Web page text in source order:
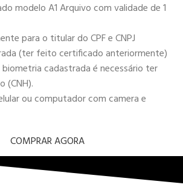
modelo A1 Arquivo com validade de 1
para o titular do CPF e CNPJ
(ter feito certificado anteriormente)
cadastrada é necessário ter
(CNH).
ou computador com camera e
COMPRAR AGORA